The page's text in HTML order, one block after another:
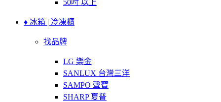
50吋 以上
♦ 冰箱 | 冷凍櫃
找品牌
LG 樂金
SANLUX 台灣三洋
SAMPO 聲寶
SHARP 夏普